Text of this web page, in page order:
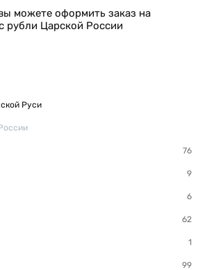
Руси
можете оформить заказ на
рубли Царской России